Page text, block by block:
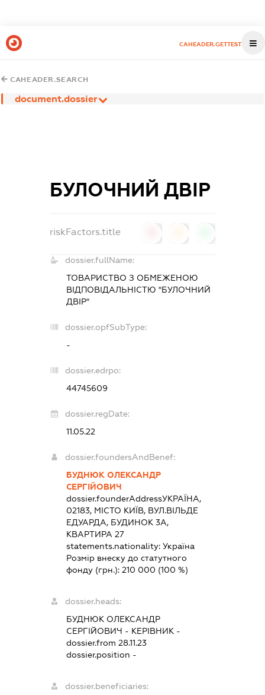
CAHEADER.GETTEST
CAHEADER.SEARCH
document.dossier
БУЛОЧНИЙ ДВІР
riskFactors.title
dossier.fullName:
ТОВАРИСТВО З ОБМЕЖЕНОЮ
ВІДПОВІДАЛЬНІСТЮ "БУЛОЧНИЙ
ДВІР"
dossier.opfSubType:
-
dossier.edrpo:
44745609
dossier.regDate:
11.05.22
dossier.foundersAndBenef:
БУДНЮК ОЛЕКСАНДР
СЕРГІЙОВИЧ
dossier.founderAddressУКРАЇНА,
02183, МІСТО КИЇВ, ВУЛ.ВІЛЬДЕ
ЕДУАРДА, БУДИНОК 3А,
КВАРТИРА 27
statements.nationality:Україна
Розмір внеску до статутного
фонду (грн.):210 000 (100 %)
dossier.heads:
БУДНЮК ОЛЕКСАНДР
СЕРГІЙОВИЧ - КЕРІВНИК -
dossier.from 28.11.23
dossier.position -
dossier.beneficiaries: